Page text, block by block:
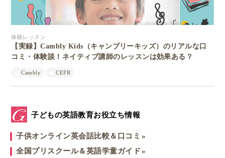
体験レッスン
【実録】Cambly Kids（キャンブリーキッズ）のリアルな口
コミ・体験談！ネイティブ講師のレッスンは効果ある？
Cambly CEFR
子どもの英語教育お役立ち情報
子供オンライン英会話比較＆口コミ
全国プリスクール＆英語学童ガイド